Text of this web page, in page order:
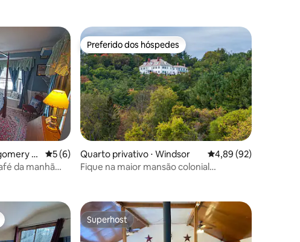
C
5 de uma avaliação média de 5, 6 avaliações
5 (6)
da manhã
Preferido dos hóspedes
Preferido dos hóspedes
Quarto privativo ⋅ Windsor 4,89 de uma
4,89 (92)
Fique na maior mansão colonial
Superhost
Superhost